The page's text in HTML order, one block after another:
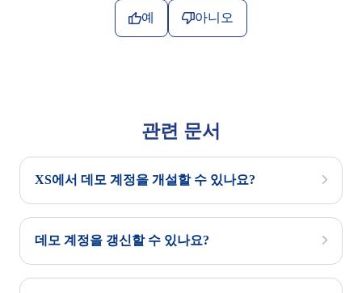
예 아니오
관련 문서
XS에서 데모 계정을 개설할 수 있나요?
데모 계정을 갱신할 수 있나요?